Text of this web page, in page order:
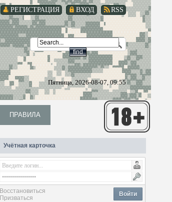
RSS
ВХОД
РЕГИСТРАЦИЯ
Пятница, 2026-08-07, 09:55
ПРАВИЛА
Учётная карточка
Войти
Восстановиться
Призваться